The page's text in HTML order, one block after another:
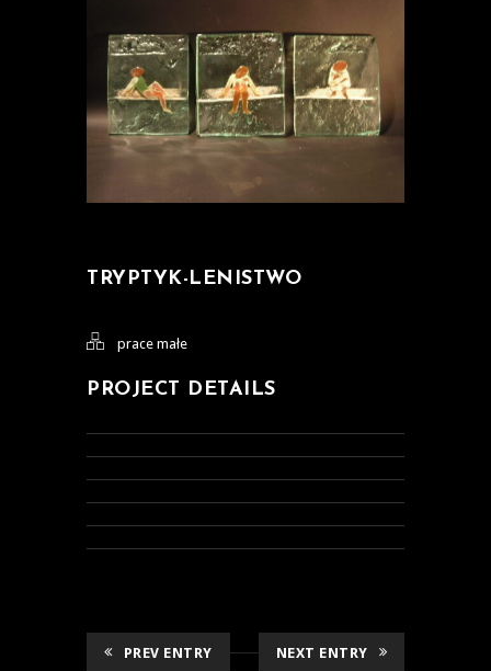
TRYPTYK-LENISTWO
prace małe
PROJECT DETAILS
PREV ENTRY NEXT ENTRY